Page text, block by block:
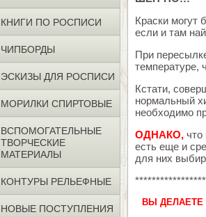
КНИГИ ПО РОСПИСИ
ЧИПБОРДЫ
ЭСКИЗЫ ДЛЯ РОСПИСИ
МОРИЛКИ СПИРТОВЫЕ
ВСПОМОГАТЕЛЬНЫЕ
ТВОРЧЕСКИЕ
МАТЕРИАЛЫ
КОНТУРЫ РЕЛЬЕФНЫЕ
НОВЫЕ ПОСТУПЛЕНИЯ
Краски могут
если и там
При
температуре,
Кстати,
нормальный
необходимо
ОДНАКО, что
есть еще и
для них
ВЫ